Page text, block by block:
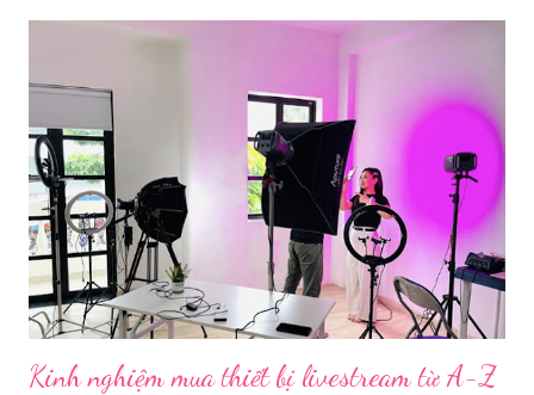
mạng xã hội hoặc website theo thời gian thực. Để thực hiện
chuyên biệt giúp xử lý hình ảnh, âm thanh, hiệu ứng và kết nối ổn
định. Những công cụ hỗ trợ livestream chuyên biệt Hiện nay,
phần mềm Livestream không chỉ phục vụ streamer hay game thủ
mà còn là trợ thủ đắc lực cho nhà bán hàng online, giáo viên,
doanh nghiệp, nhà sáng tạo nội dung. Việc lựa chọn đúng phần
mềm sẽ giúp bu...
Kinh nghiệm mua thiết bị livestream​ từ A-Z